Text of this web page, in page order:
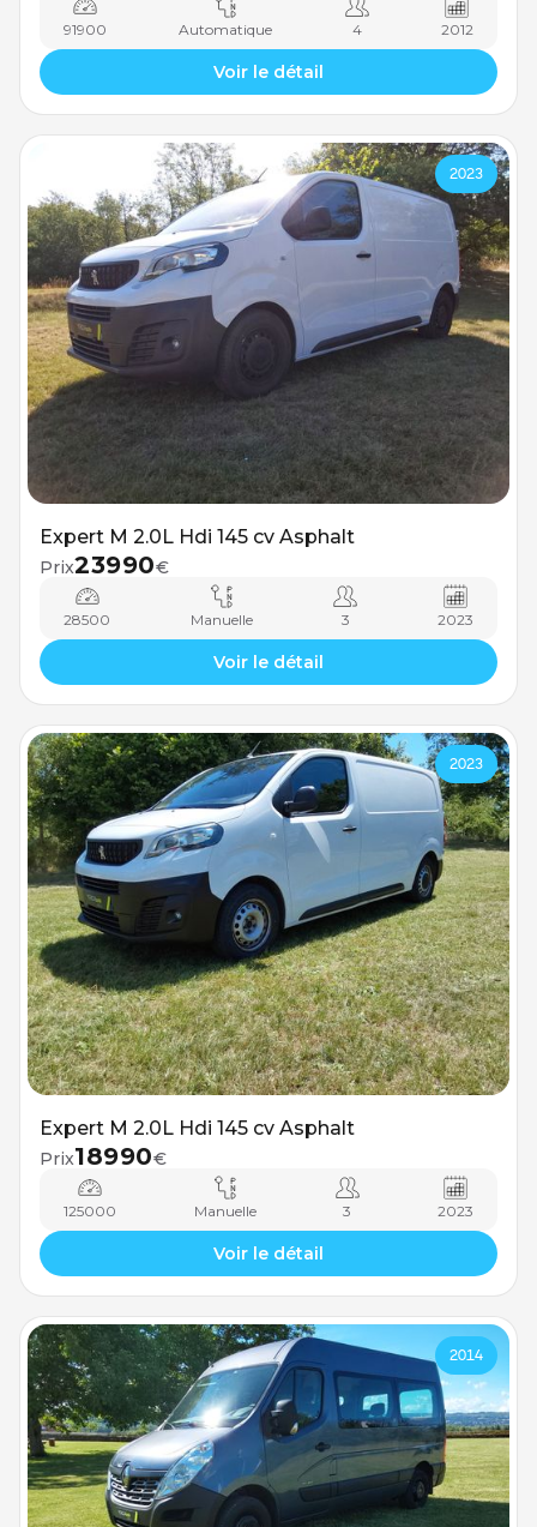
91900 Automatique 4 2012
Voir le détail
2023
Expert M 2.0L Hdi 145 cv Asphalt
Prix23990€
28500 Manuelle 3 2023
Voir le détail
2023
Expert M 2.0L Hdi 145 cv Asphalt
Prix18990€
125000 Manuelle 3 2023
Voir le détail
2014